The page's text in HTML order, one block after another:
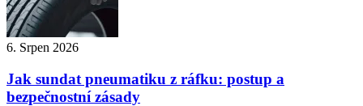
6. Srpen 2026
Jak sundat pneumatiku z ráfku: postup a
bezpečnostní zásady